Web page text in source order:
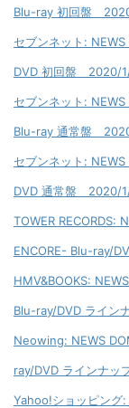
Blu-ray 初回盤
セブンネット:
DVD 初回盤 2020/
セブンネット:
Blu-ray 通常盤
セブンネット:
DVD 通常盤 2020/
TOWER RECORDS:
ENCORE- Blu-ray/
HMV&BOOKS:
Blu-ray/DVD ライ
Neowing: NEWS
ray/DVD ラインナ
Yahoo!ショッピング